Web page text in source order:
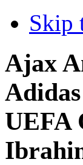
Skip
Ajax
UEFA